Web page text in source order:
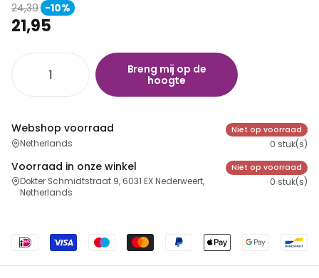
24,39 -10%
21,95
Breng mij op de
hoogte
Webshop voorraad
Netherlands
Niet op voorraad
0 stuk(s)
Voorraad in onze winkel
Dokter Schmidtstraat 9, 6031 EX Nederweert,
Netherlands
Niet op voorraad
0 stuk(s)